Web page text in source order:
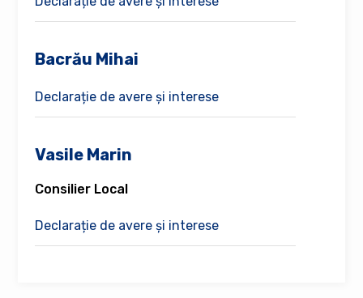
Bacrău Mihai
Declarație de avere și interese
Vasile Marin
Consilier Local
Declarație de avere și interese